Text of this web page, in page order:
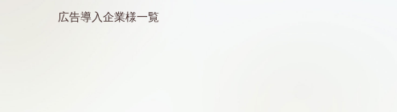
広告導入企業様一覧